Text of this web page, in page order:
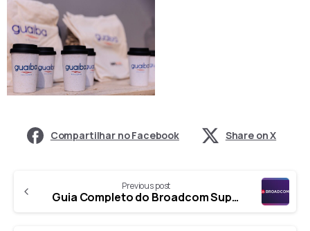
Share on X
Previous post
Guia Completo do Broadcom Support Portal: Licenças, Site ID, Downloads e Suporte VMware